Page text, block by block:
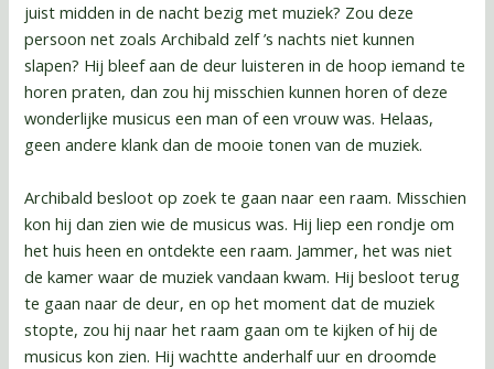
juist midden in de nacht bezig met muziek? Zou deze
persoon net zoals Archibald zelf ’s nachts niet kunnen
slapen? Hij bleef aan de deur luisteren in de hoop iemand te
horen praten, dan zou hij misschien kunnen horen of deze
wonderlijke musicus een man of een vrouw was. Helaas,
geen andere klank dan de mooie tonen van de muziek.
Archibald besloot op zoek te gaan naar een raam. Misschien
kon hij dan zien wie de musicus was. Hij liep een rondje om
het huis heen en ontdekte een raam. Jammer, het was niet
de kamer waar de muziek vandaan kwam. Hij besloot terug
te gaan naar de deur, en op het moment dat de muziek
stopte, zou hij naar het raam gaan om te kijken of hij de
musicus kon zien. Hij wachtte anderhalf uur en droomde